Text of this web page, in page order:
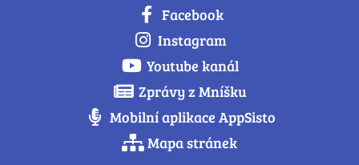
Facebook
Instagram
Youtube kanál
Zprávy z Mníšku
Mobilní aplikace AppSisto
Mapa stránek